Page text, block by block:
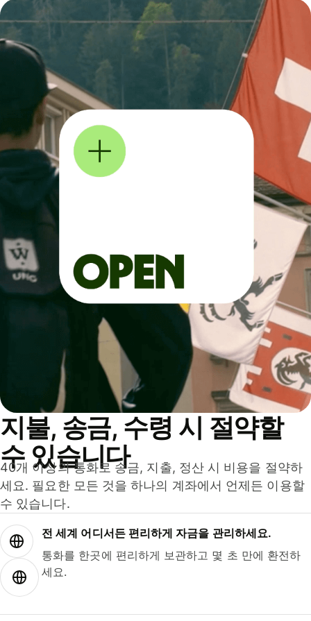
지불, 송금, 수령 시 절약할
수 있습니다
40개 이상의 통화로 송금, 지출, 정산 시 비용을 절약하
세요. 필요한 모든 것을 하나의 계좌에서 언제든 이용할
수 있습니다.
전 세계 어디서든 편리하게 자금을 관리하세요.
통화를 한곳에 편리하게 보관하고 몇 초 만에 환전하
세요.